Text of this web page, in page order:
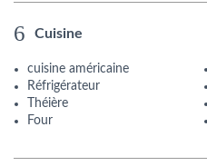
Cuisine
cuisine américaine
Réfrigérateur
Théière
Four